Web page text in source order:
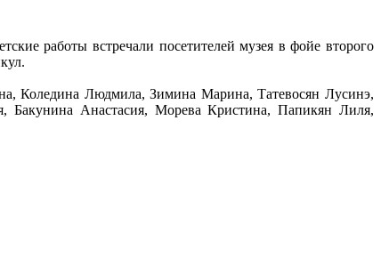
работы встречали посетителей музея в фойе второго
Коледина Людмила, Зимина Марина, Татевосян Лусинэ,
Бакунина Анастасия, Морева Кристина, Папикян Лиля,